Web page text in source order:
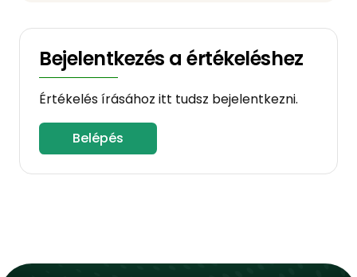
Bejelentkezés a értékeléshez
Értékelés írásához itt tudsz bejelentkezni.
Belépés